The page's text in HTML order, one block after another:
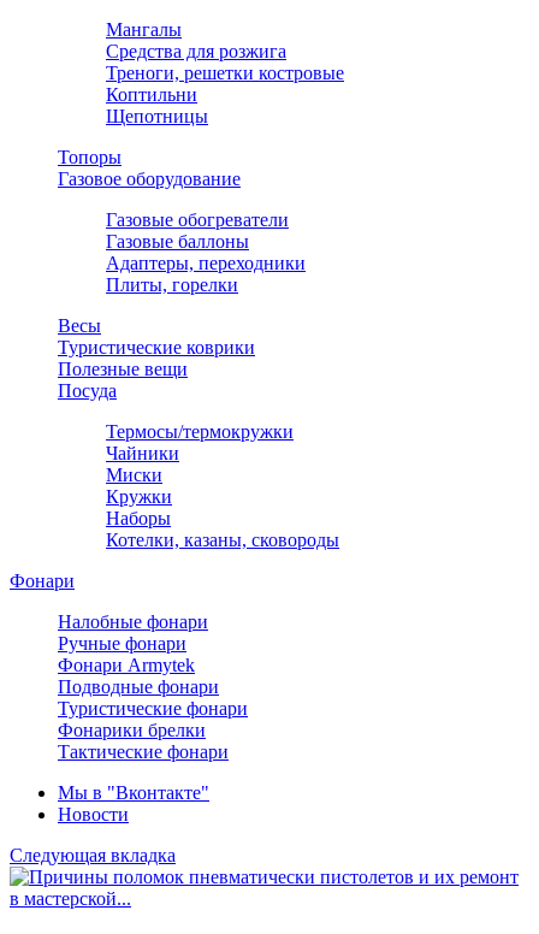
Мангалы
Средства для розжига
Треноги, решетки костровые
Коптильни
Щепотницы
Топоры
Газовое оборудование
Газовые обогреватели
Газовые баллоны
Адаптеры, переходники
Плиты, горелки
Весы
Туристические коврики
Полезные вещи
Посуда
Термосы/термокружки
Чайники
Миски
Кружки
Наборы
Котелки, казаны, сковороды
Фонари
Налобные фонари
Ручные фонари
Фонари Armytek
Подводные фонари
Туристические фонари
Фонарики брелки
Тактические фонари
Мы в "Вконтакте"
Новости
Следующая вкладка